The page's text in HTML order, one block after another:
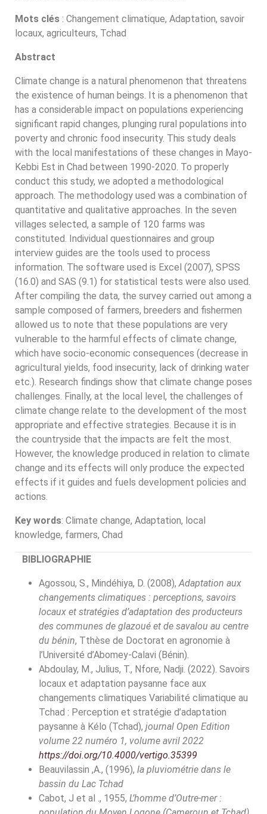
Mots clés : Changement climatique, Adaptation, savoir
locaux, agriculteurs, Tchad
Abstract
Climate change is a natural phenomenon that threatens
the existence of human beings. It is a phenomenon that
has a considerable impact on populations experiencing
significant rapid changes, plunging rural populations into
poverty and chronic food insecurity. This study deals
with the local manifestations of these changes in Mayo-
Kebbi Est in Chad between 1990-2020. To properly
conduct this study, we adopted a methodological
approach. The methodology used was a combination of
quantitative and qualitative approaches. In the seven
villages selected, a sample of 120 farms was
constituted. Individual questionnaires and group
interview guides are the tools used to process
information. The software used is Excel (2007), SPSS
(16.0) and SAS (9.1) for statistical tests were also used.
After compiling the data, the survey carried out among a
sample composed of farmers, breeders and fishermen
allowed us to note that these populations are very
vulnerable to the harmful effects of climate change,
which have socio-economic consequences (decrease in
agricultural yields, food insecurity, lack of drinking water
etc.). Research findings show that climate change poses
challenges. Finally, at the local level, the challenges of
climate change relate to the development of the most
appropriate and effective strategies. Because it is in
the countryside that the impacts are felt the most.
However, the knowledge produced in relation to climate
change and its effects will only produce the expected
effects if it guides and fuels development policies and
actions.
Key words: Climate change, Adaptation, local
knowledge, farmers, Chad
BIBLIOGRAPHIE
Agossou, S., Mindéhiya, D. (2008),Adaptation aux
changements climatiques : perceptions, savoirs
locaux et stratégies d’adaptation des producteurs
des communes de glazoué et de savalou au centre
du bénin, Tthèse de Doctorat en agronomie à
l’Université d’Abomey-Calavi (Bénin).
Abdoulay, M., Julius, T., Nfore, Nadji. (2022). Savoirs
locaux et adaptation paysanne face aux
changements climatiques Variabilité climatique au
Tchad : Perception et stratégie d’adaptation
paysanne à Kélo (Tchad), journal Open Edition
volume 22 numéro 1, volume avril 2022
https://doi.org/10.4000/vertigo.35399
Beauvilassin ,A., (1996), la pluviométrie dans le
bassin du Lac Tchad
Cabot, J et al ., 1955, L’homme d’Outre-mer :